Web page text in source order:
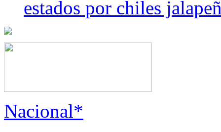
estados por chiles
Nacional*